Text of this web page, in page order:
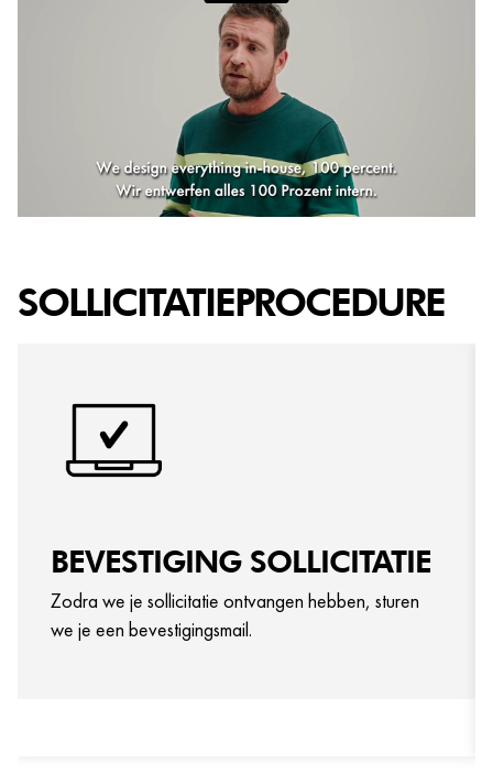
zijn dat volop in de transitie is om niet alleen de beste fashion
retailer, maar ook fashion e-tailer van West-Europa te
worden? De fashionwereld is altijd in beweging! En dat
maakt WE® dé plek waar je de kans krijgt om trends te zien,
erop in te spelen of ze zelf te creëren.
Maar daar laten we het niet bij: we blijven dagelijks zoeken
naar groeikansen, ook rondom maatschappelijk
nooit stil bij ons. WE® is dé plek waar jij de kans krijgt om te
innoveren. Goede ideeën? Laat van je horen!
SOLLICITATIEPROCEDURE
BEVESTIGING SOLLICITATIE
Zodra we je sollicitatie ontvangen hebben, sturen
we je een bevestigingsmail.